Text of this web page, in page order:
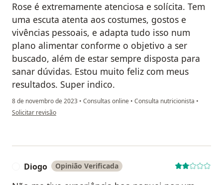
Rose é extremamente atenciosa e solícita. Tem
uma escuta atenta aos costumes, gostos e
vivências pessoais, e adapta tudo isso num
plano alimentar conforme o objetivo a ser
buscado, além de estar sempre disposta para
sanar dúvidas. Estou muito feliz com meus
resultados. Super indico.
8 de novembro de 2023 • Consultas online • Consulta nutricionista •
na opinião do utilizador Nathália Ortiz
Solicitar revisão
Diogo Opinião Verificada